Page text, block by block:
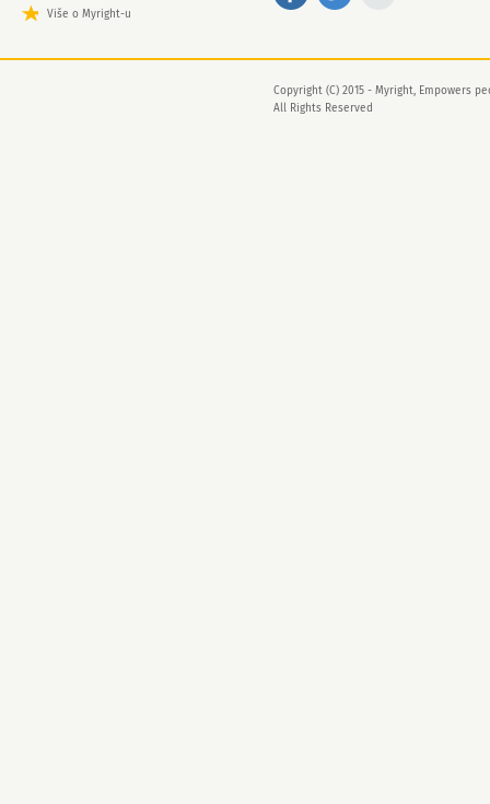
Više o Myright-u
Copyright (C) 2015 - Myright, Empowers
All Rights Reserved